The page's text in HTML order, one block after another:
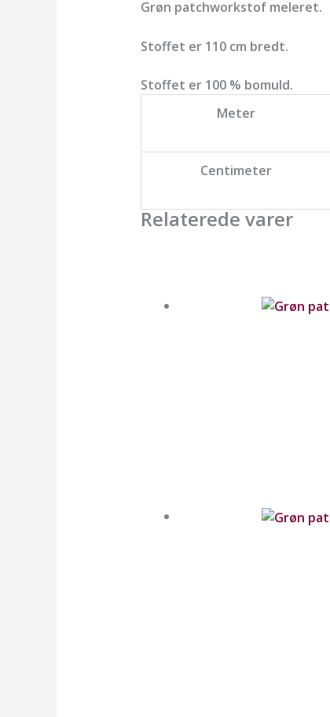
Grøn patchworkstof meleret.
Stoffet er 110 cm bredt.
Stoffet er 100 % bomuld.
Meter
Centimeter
Relaterede varer